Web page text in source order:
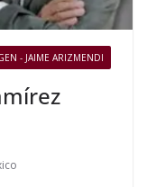
- JAIME ARIZMENDI